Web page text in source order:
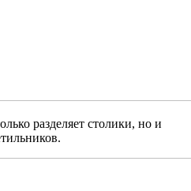
разделяет столики, но и